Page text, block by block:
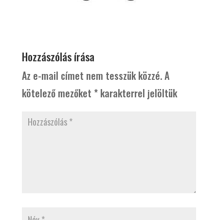
Hozzászólás írása
Az e-mail címet nem tesszük közzé.A
kötelező mezőket *karakterrel jelöltük